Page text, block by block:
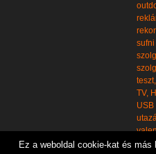
TV,
USB
Ez a weboldal cookie-kat és